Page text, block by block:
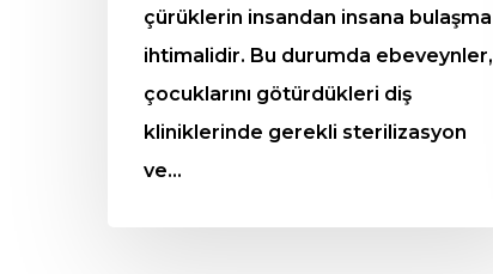
çürüklerin insandan insana bulaşma
ihtimalidir. Bu durumda ebeveynler,
çocuklarını götürdükleri diş
kliniklerinde gerekli sterilizasyon
ve…